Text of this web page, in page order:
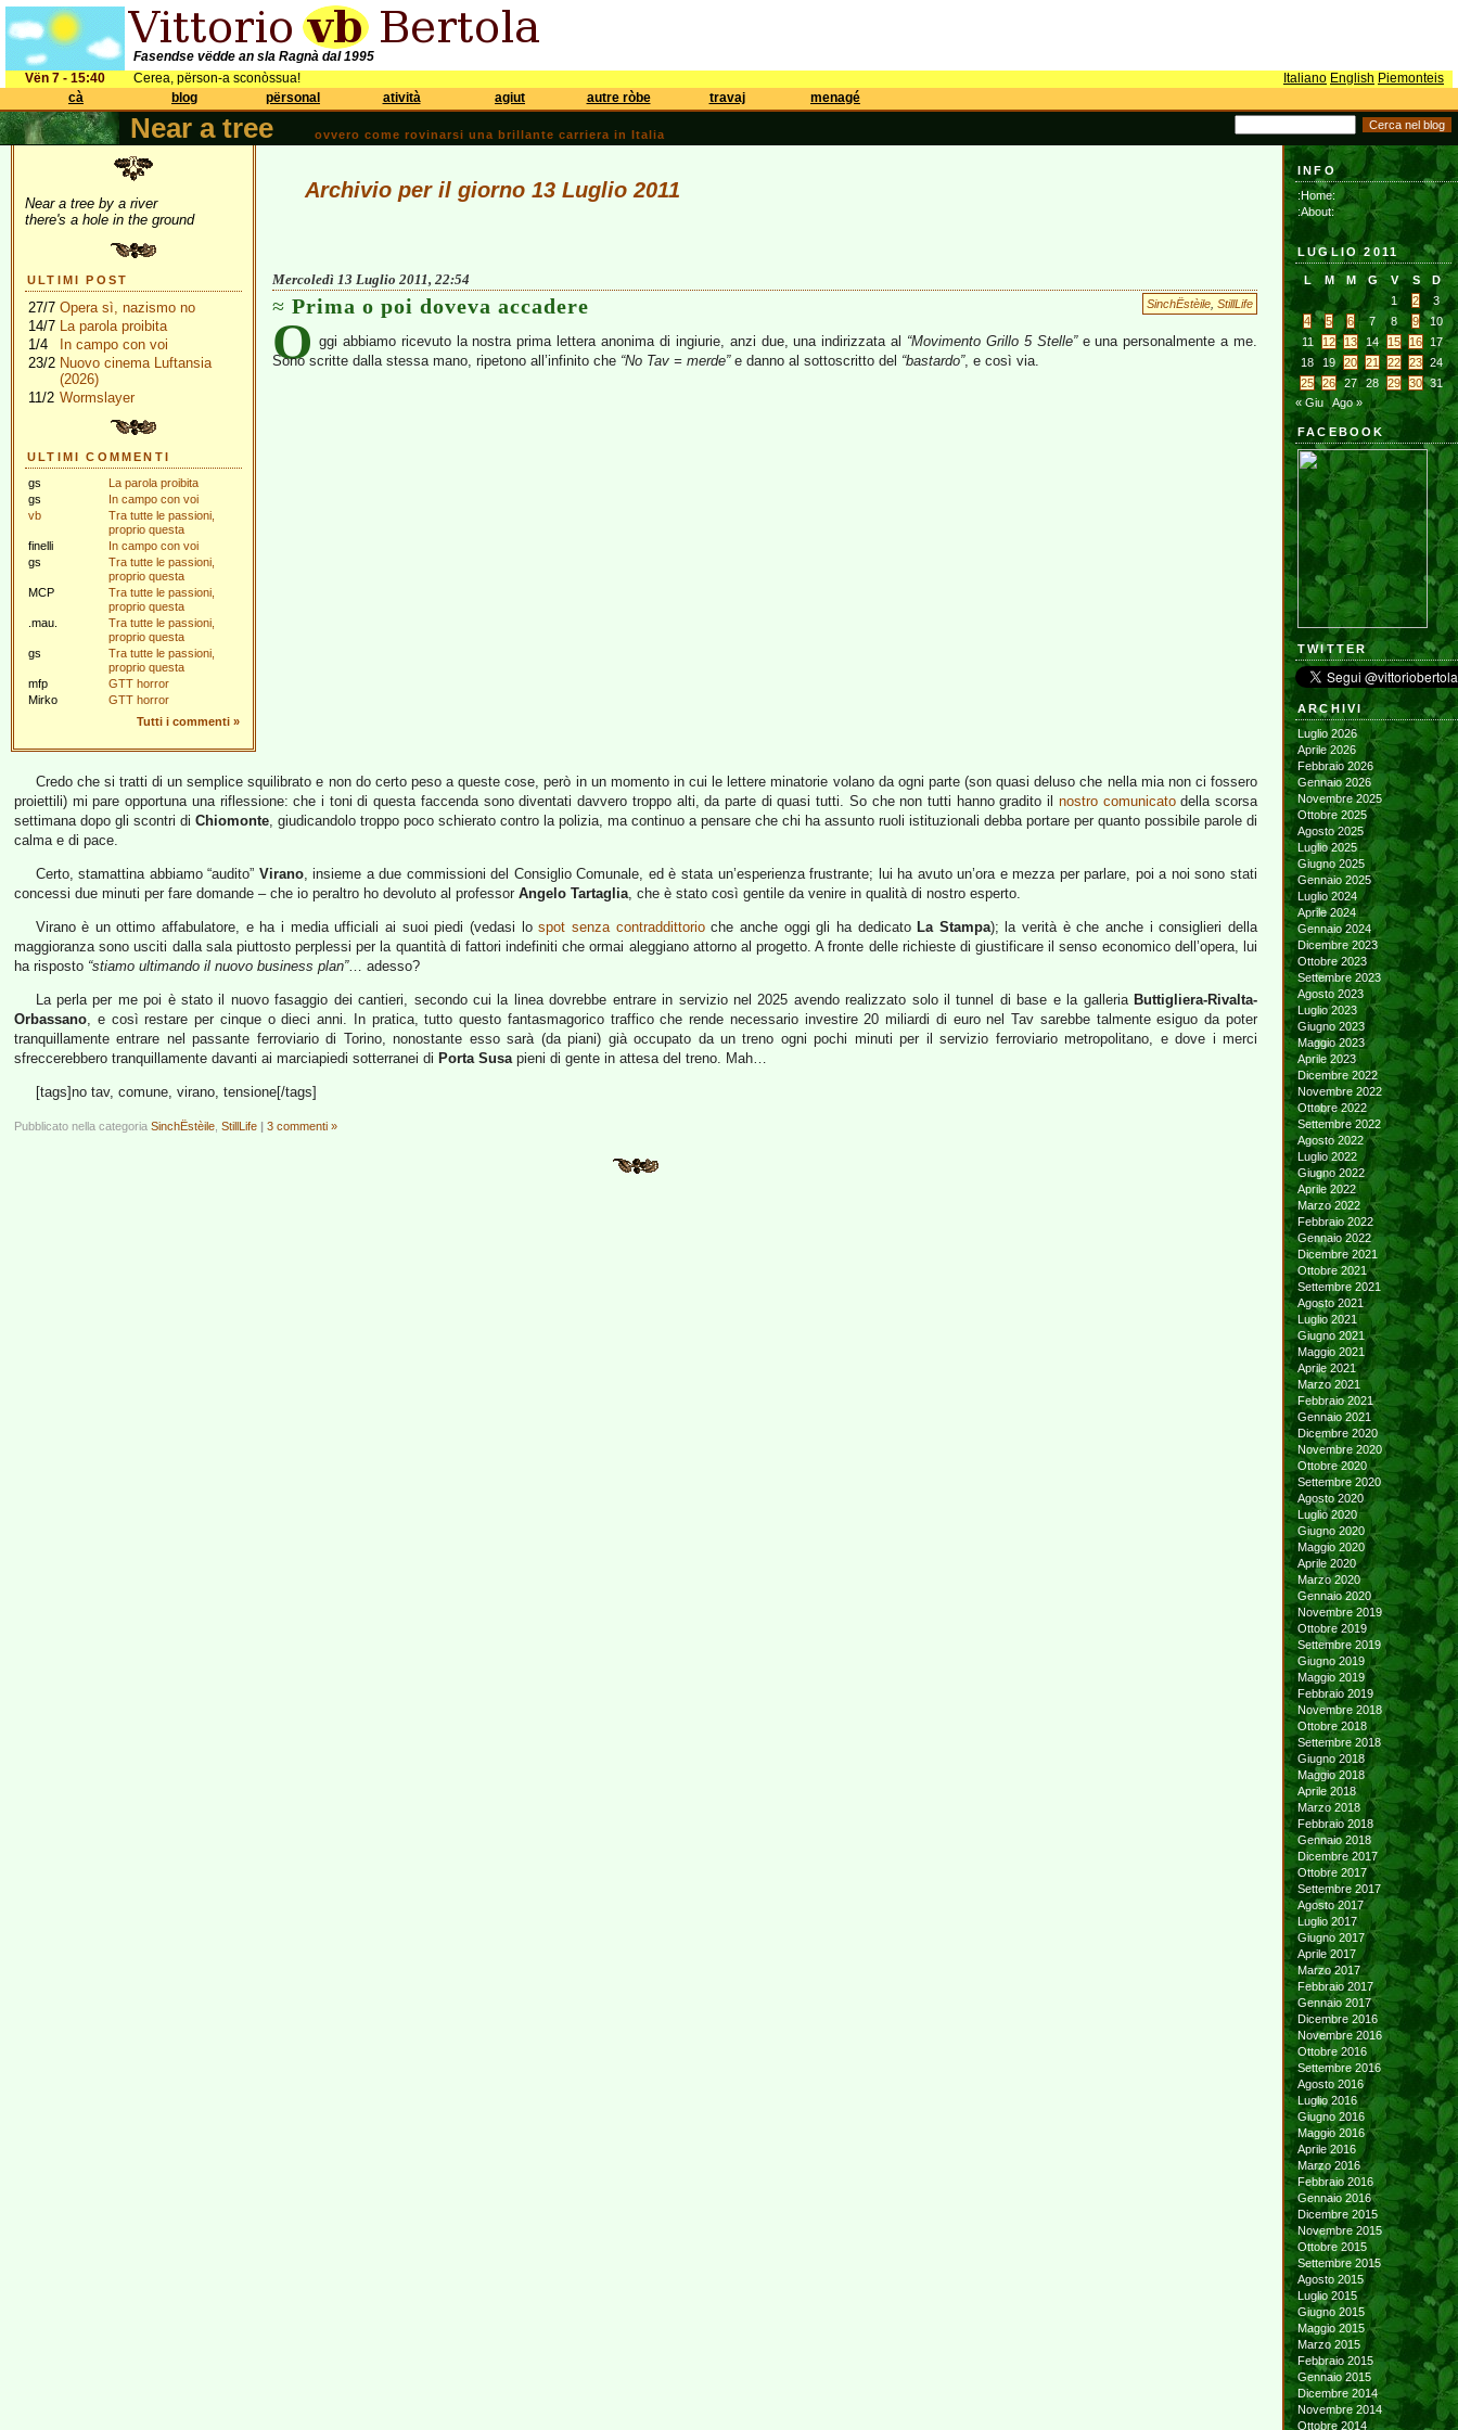
Fasendse vëdde an sla Ragnà dal 1995
Vën 7 - 15:40
Cerea, përson-a sconòssua! Italiano English Piemonteis
cà
blog përsonal atività agiut autre ròbe travaj menagé
Near a tree ovvero come rovinarsi una brillante carriera in Italia
Near a tree by a river
there's a hole in the ground
ULTIMI POST
27/7 Opera sì, nazismo no
14/7 La parola proibita
1/4
In campo con voi
23/2 Nuovo cinema Luftansia
(2026)
11/2 Wormslayer
ULTIMI COMMENTI
gs
La parola proibita
gs
In campo con voi
vb
Tra tutte le passioni,
proprio questa
finelli
In campo con voi
gs
Tra tutte le passioni,
proprio questa
MCP
Tra tutte le passioni,
proprio questa
.mau.
Tra tutte le passioni,
proprio questa
gs
Tra tutte le passioni,
proprio questa
mfp
GTT horror
Mirko
GTT horror
Tutti i commenti »
Archivio per il giorno 13 Luglio 2011
Mercoledì 13 Luglio 2011, 22:54
SinchËstèile StillLife
Prima o poi doveva accadere
O ggi abbiamo ricevuto la nostra prima lettera anonima di ingiurie, anzi due, una indirizzata al “Movimento Grillo 5 Stelle”e una personalmente a me.
Sono scritte dalla stessa mano, ripetono all’infinito che “No Tav = merde”e danno al sottoscritto del “bastardo”, e così via.
Credo che si tratti di un semplice squilibrato e non do certo peso a queste cose, però in un momento in cui le lettere minatorie volano da ogni parte (son quasi deluso che nella mia non ci fossero
proiettili) mi pare opportuna una riflessione: che i toni di questa faccenda sono diventati davvero troppo alti, da parte di quasi tutti. So che non tutti hanno gradito il nostro comunicatodella scorsa
settimana dopo gli scontri di Chiomonte, giudicandolo troppo poco schierato contro la polizia, ma continuo a pensare che chi ha assunto ruoli istituzionali debba portare per quanto possibile parole di
calma e di pace.
Certo, stamattina abbiamo “audito” Virano, insieme a due commissioni del Consiglio Comunale, ed è stata un’esperienza frustrante; lui ha avuto un’ora e mezza per parlare, poi a noi sono stati
concessi due minuti per fare domande – che io peraltro ho devoluto al professor Angelo Tartaglia, che è stato così gentile da venire in qualità di nostro esperto.
Virano è un ottimo affabulatore, e ha i media ufficiali ai suoi piedi (vedasi lospot senza contraddittorioche anche oggi gli ha dedicato La Stampa); la verità è che anche i consiglieri della
maggioranza sono usciti dalla sala piuttosto perplessi per la quantità di fattori indefiniti che ormai aleggiano attorno al progetto. A fronte delle richieste di giustificare il senso economico dell’opera, lui
ha risposto “stiamo ultimando il nuovo business plan”… adesso?
La perla per me poi è stato il nuovo fasaggio dei cantieri, secondo cui la linea dovrebbe entrare in servizio nel 2025 avendo realizzato solo il tunnel di base e la galleria Buttigliera-Rivalta-
Orbassano, e così restare per cinque o dieci anni. In pratica, tutto questo fantasmagorico traffico che rende necessario investire 20 miliardi di euro nel Tav sarebbe talmente esiguo da poter
tranquillamente entrare nel passante ferroviario di Torino, nonostante esso sarà (da piani) già occupato da un treno ogni pochi minuti per il servizio ferroviario metropolitano, e dove i merci
sfreccerebbero tranquillamente davanti ai marciapiedi sotterranei di Porta Susapieni di gente in attesa del treno. Mah…
[tags]no tav, comune, virano, tensione[/tags]
Pubblicato nella categoria SinchËstèile StillLife | 3 commenti »
INFO
:Home:
:About:
LUGLIO 2011
L M M G V S
D
1
2
3
4
5 6 7 8 9
10
11
12 13 14 15 16
17
18
19 20 21 22 23 24
25
26 27 28 29 30 31
« Giu
Ago »
FACEBOOK
TWITTER
ARCHIVI
Luglio 2026
Aprile 2026
Febbraio 2026
Gennaio 2026
Novembre 2025
Ottobre 2025
Agosto 2025
Luglio 2025
Giugno 2025
Gennaio 2025
Luglio 2024
Aprile 2024
Gennaio 2024
Dicembre 2023
Ottobre 2023
Settembre 2023
Agosto 2023
Luglio 2023
Giugno 2023
Maggio 2023
Aprile 2023
Dicembre 2022
Novembre 2022
Ottobre 2022
Settembre 2022
Agosto 2022
Luglio 2022
Giugno 2022
Aprile 2022
Marzo 2022
Febbraio 2022
Gennaio 2022
Dicembre 2021
Ottobre 2021
Settembre 2021
Agosto 2021
Luglio 2021
Giugno 2021
Maggio 2021
Aprile 2021
Marzo 2021
Febbraio 2021
Gennaio 2021
Dicembre 2020
Novembre 2020
Ottobre 2020
Settembre 2020
Agosto 2020
Luglio 2020
Giugno 2020
Maggio 2020
Aprile 2020
Marzo 2020
Gennaio 2020
Novembre 2019
Ottobre 2019
Settembre 2019
Giugno 2019
Maggio 2019
Febbraio 2019
Novembre 2018
Ottobre 2018
Settembre 2018
Giugno 2018
Maggio 2018
Aprile 2018
Marzo 2018
Febbraio 2018
Gennaio 2018
Dicembre 2017
Ottobre 2017
Settembre 2017
Agosto 2017
Luglio 2017
Giugno 2017
Aprile 2017
Marzo 2017
Febbraio 2017
Gennaio 2017
Dicembre 2016
Novembre 2016
Ottobre 2016
Settembre 2016
Agosto 2016
Luglio 2016
Giugno 2016
Maggio 2016
Aprile 2016
Marzo 2016
Febbraio 2016
Gennaio 2016
Dicembre 2015
Novembre 2015
Ottobre 2015
Settembre 2015
Agosto 2015
Luglio 2015
Giugno 2015
Maggio 2015
Marzo 2015
Febbraio 2015
Gennaio 2015
Dicembre 2014
Novembre 2014
Ottobre 2014